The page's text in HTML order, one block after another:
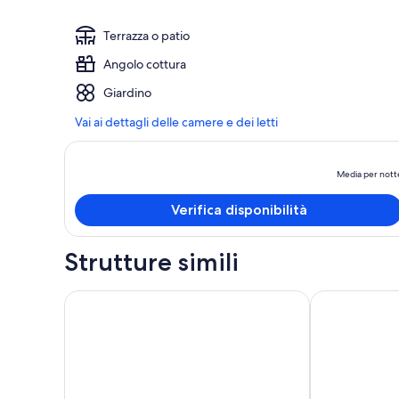
Terrazza o patio
Angolo cottura
Giardino
Vai ai dettagli delle camere e dei letti
Media per
Verifica disponibilità
Strutture simili
Shabby Chic Guest House LA Hills 2 Vicino